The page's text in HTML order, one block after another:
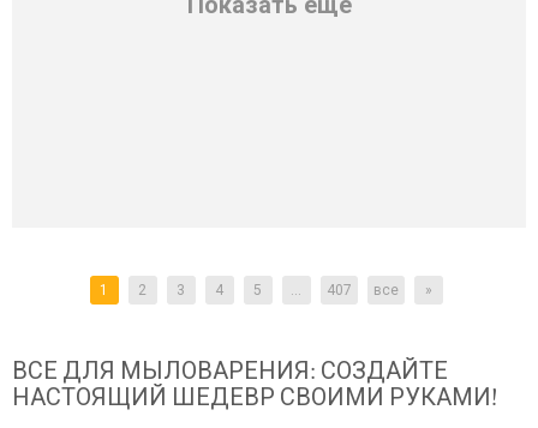
1 2 3 4 5 ... 407 все »
ВСЕ ДЛЯ МЫЛОВАРЕНИЯ: СОЗДАЙТЕ
НАСТОЯЩИЙ ШЕДЕВР СВОИМИ РУКАМИ!